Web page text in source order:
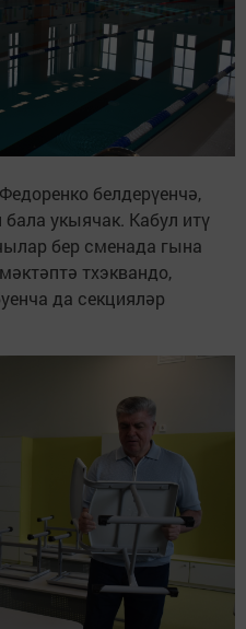
белдерүенчә,
укыячак. Кабул итү
бер сменада гына
тхэквандо,
да секцияләр